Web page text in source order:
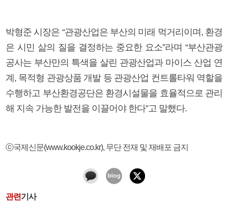
박형준 시장은 “관광산업은 부산의 미래 먹거리이며, 환경
은 시민 삶의 질을 결정하는 중요한 요소”라며 “부산관광
공사는 부산만의 특색을 살린 관광산업과 마이스 산업 연
계, 목적형 관광상품 개발 등 관광산업 컨트롤타워 역할을
수행하고 부산환경공단은 환경시설물을 효율적으로 관리
해 지속 가능한 발전을 이끌어야 한다”고 말했다.
ⓒ국제신문(www.kookje.co.kr), 무단 전재 및 재배포 금지
관련기사